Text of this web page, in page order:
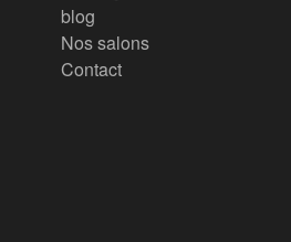
blog
Nos salons
Contact